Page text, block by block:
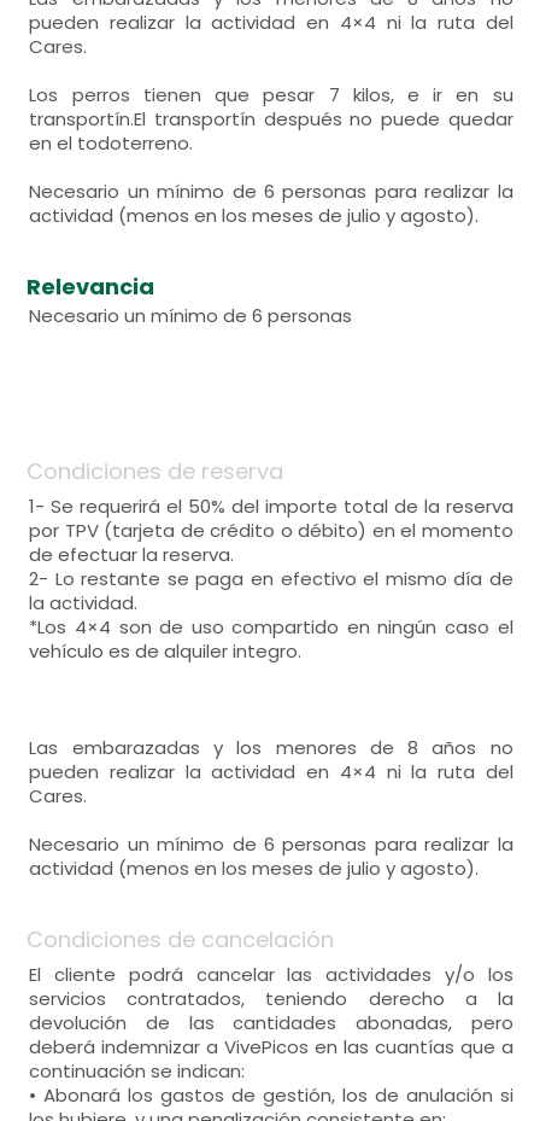
pueden realizar la actividad en 4×4 ni la ruta del
Cares.
Los perros tienen que pesar 7 kilos, e ir en su
transportín.El transportín después no puede quedar
en el todoterreno.
Necesario un mínimo de 6 personas para realizar la
actividad (menos en los meses de julio y agosto).
Relevancia
Necesario un mínimo de 6 personas
Condiciones de reserva
1- Se requerirá el 50% del importe total de la reserva
por TPV (tarjeta de crédito o débito) en el momento
de efectuar la reserva.
2- Lo restante se paga en efectivo el mismo día de
la actividad.
*Los 4×4 son de uso compartido en ningún caso el
vehículo es de alquiler integro.
Las embarazadas y los menores de 8 años no
pueden realizar la actividad en 4×4 ni la ruta del
Cares.
Necesario un mínimo de 6 personas para realizar la
actividad (menos en los meses de julio y agosto).
Condiciones de cancelación
El cliente podrá cancelar las actividades y/o los
servicios contratados, teniendo derecho a la
devolución de las cantidades abonadas, pero
deberá indemnizar a VivePicos en las cuantías que a
continuación se indican:
• Abonará los gastos de gestión, los de anulación si